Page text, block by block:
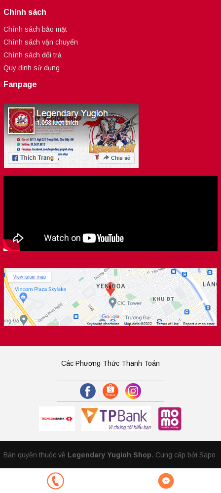
Chính sách
Chính sách bảo mật
Chính sách vận chuyển
Chính sách đổi trả
Quy định sử dụng
Fanpage
Các Phương Thức Thanh Toán
Bản quyền thuộc về Legendary Yugioh Shop. Cung cấp bởi Sapo